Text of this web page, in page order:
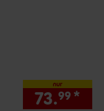
nur
73.99 *